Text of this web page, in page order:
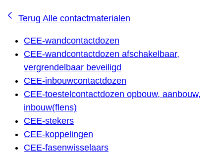
Terug Alle contactmaterialen
CEE-wandcontactdozen
CEE-wandcontactdozen afschakelbaar,
vergrendelbaar beveiligd
CEE-inbouwcontactdozen
CEE-toestelcontactdozen opbouw, aanbouw,
inbouw(flens)
CEE-stekers
CEE-koppelingen
CEE-fasenwisselaars